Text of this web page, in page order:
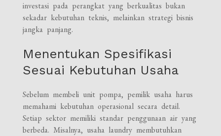
investasi pada perangkat yang berkualitas bukan
sekadar kebutuhan teknis, melainkan strategi bisnis
jangka panjang.
Menentukan Spesifikasi
Sesuai Kebutuhan Usaha
Sebelum membeli unit pompa, pemilik usaha harus
memahami kebutuhan operasional secara detail.
Setiap sektor memiliki standar penggunaan air yang
berbeda. Misalnya, usaha laundry membutuhkan